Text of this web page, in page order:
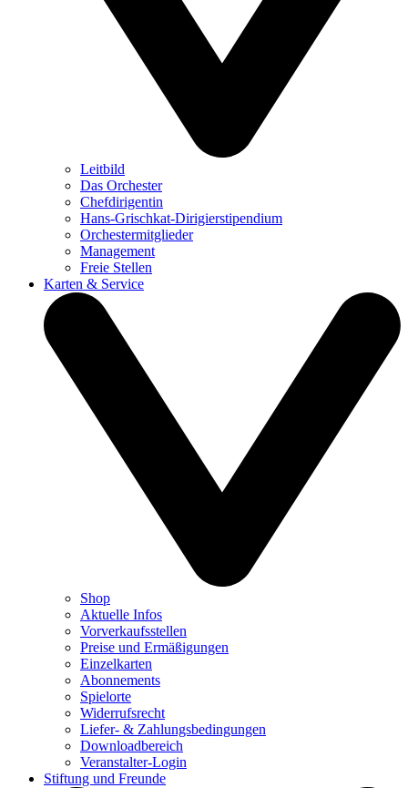
Leitbild
Das Orchester
Chefdirigentin
Hans-Grischkat-Dirigierstipendium
Orchestermitglieder
Management
Freie Stellen
Karten & Service
Shop
Aktuelle Infos
Vorverkaufsstellen
Preise und Ermäßigungen
Einzelkarten
Abonnements
Spielorte
Widerrufsrecht
Liefer- & Zahlungsbedingungen
Downloadbereich
Veranstalter-Login
Stiftung und Freunde